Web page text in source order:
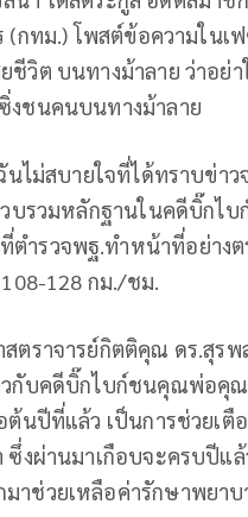
(กทม.) โพสต์ข้อความในเ
วิต บนทางม้าลาย ว่าอย่
งชนคนบนทางม้าลาย
นไม่สบายใจที่ได้ทราบข่า
วบรวมหลักฐานในคดีบิ๊ก
ำรวจพฐ.ทำหน้าที่อย่าง
128 กม./ชม.
สตราจารย์กิตติคุณ ดร.สุ
วกับคดีบิ๊กไบก์ชนคุณพ่อคุ
ต้นปีที่แล้ว เป็นการช่วยเ
ซึ่งผ่านมาเกือบจะครบปี
าช่วยเหลือค่ารักษาพยา